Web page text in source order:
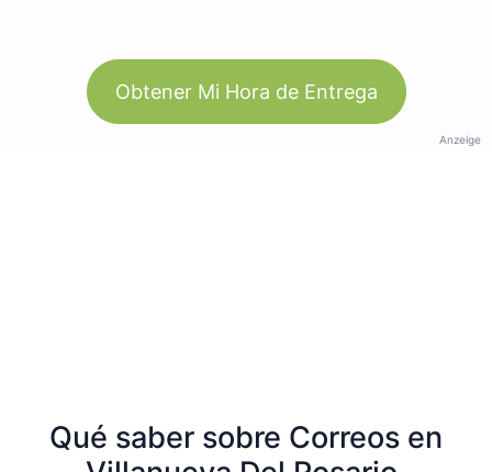
Obtener Mi Hora de Entrega
Anzeige
Qué saber sobre Correos en